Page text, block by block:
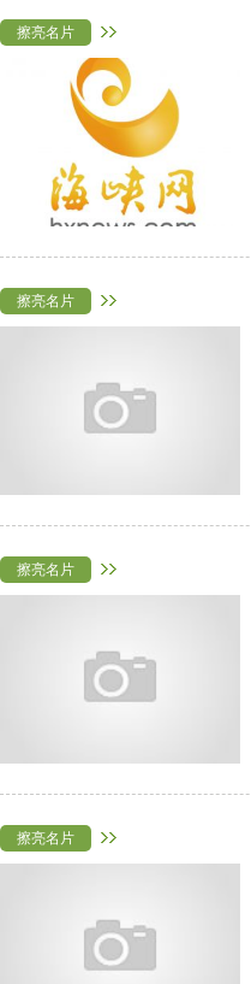
擦亮名片
擦亮名片
擦亮名片
擦亮名片